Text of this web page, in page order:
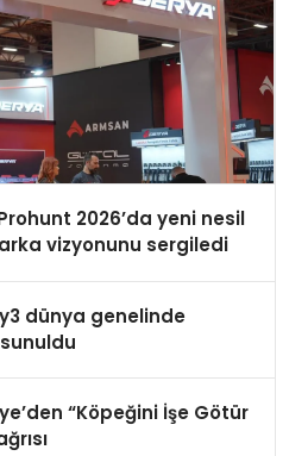
2026’da yeni nesil
vizyonunu sergiledi
dünya genelinde
“Köpeğini İşe Götür